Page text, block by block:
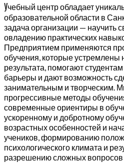
Учебный центр обладает
образовательной области в
задача организации — научить
овладению практических
Предприятием применяются
обучения, которые устремлены
результата, помогают
барьеры и дают возможность
занимательным и творческим.
прогрессивные методы
современные ориентиры в
ускоренному и добротному
возрастных особенностей и
учеников, формированию
психологического климата и
разрешению сложных вопросов